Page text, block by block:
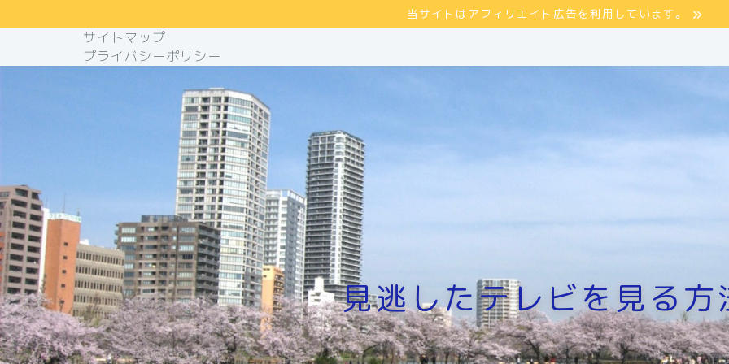
当サイトはアフィリエイト広告を利用しています。
サイトマップ
プライバシーポリシー
見逃したテレビを見る方